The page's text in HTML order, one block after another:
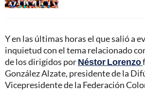
Y en las últimas horas el que salió a
inquietud con el tema relacionado
de los dirigidos porNéstor Lorenzo
González Alzate, presidente de la
Vicepresidente de la Federación